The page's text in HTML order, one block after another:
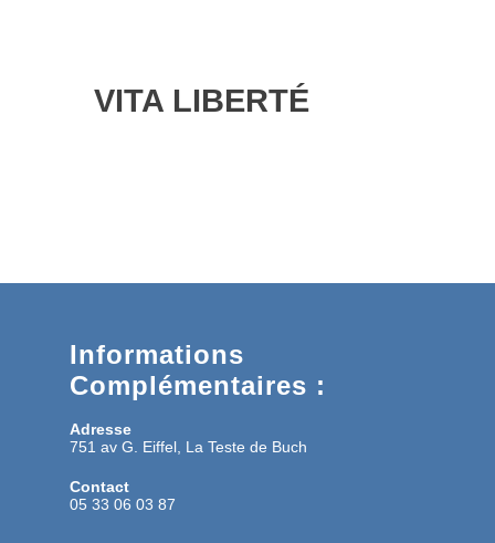
VITA LIBERTÉ
Informations
Complémentaires :
Adresse
751 av G. Eiffel, La Teste de Buch
Contact
05 33 06 03 87